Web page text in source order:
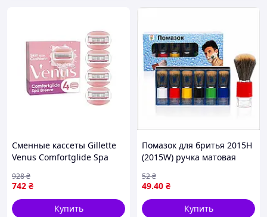
Сменные кассеты Gillette
Venus Comfortglide Spa
(7702018966783)
742 ₴
928₴
Купить
Помазок для бритья 2015Н
(2015W) ручка матовая
10,5×3 см
49.40 ₴
52₴
Купить